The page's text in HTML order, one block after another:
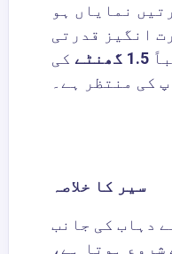
نمایاں ہو
انگیز قدرتی
1.5 گھنٹے
کی
کی منتظر ہے۔
سیر کا خلاصہ
دہاب کی جانب
شروع ہوتا ہے،